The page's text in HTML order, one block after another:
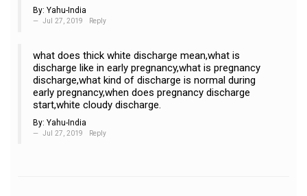
By: Yahu-India
Jul 27, 2019 Reply
what does thick white discharge mean,what is
discharge like in early pregnancy,what is pregnancy
discharge,what kind of discharge is normal during
early pregnancy,when does pregnancy discharge
start,white cloudy discharge.
By: Yahu-India
Jul 27, 2019 Reply